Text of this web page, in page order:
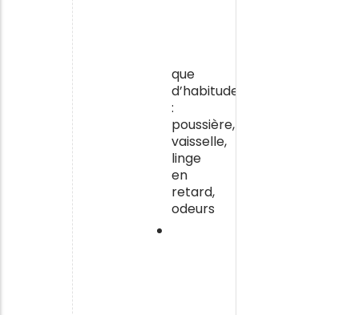
que
d’habitude
:
poussière,
vaisselle,
linge
en
retard,
odeurs